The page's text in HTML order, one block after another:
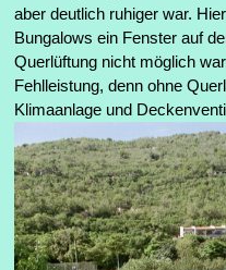
aber deutlich ruhiger war.
Bungalows ein Fenster auf
Querlüftung nicht möglich
Fehlleistung, denn ohne
Klimaanlage und